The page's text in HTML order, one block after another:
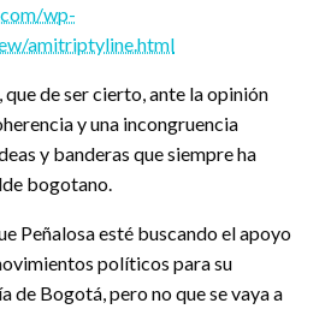
wp-
amitriptyline.html
de ser cierto, ante la opinión
y una incongruencia
y banderas que siempre ha
bogotano.
Peñalosa esté buscando el apoyo
políticos para su
de Bogotá, pero no que se vaya a